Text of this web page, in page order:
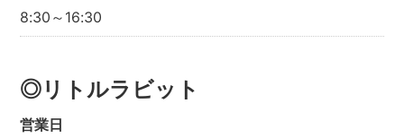
8:30～16:30
◎リトルラビット
営業日